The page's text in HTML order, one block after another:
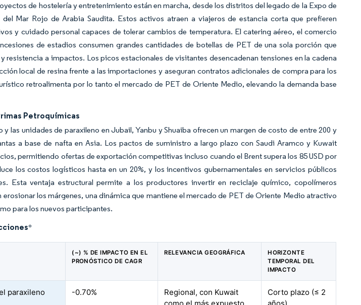
de hostelería y entretenimiento están en marcha, desde los distritos del legado de la Expo de
Mar Rojo de Arabia Saudita. Estos activos atraen a viajeros de estancia corta que prefieren
y cuidado personal capaces de tolerar cambios de temperatura. El catering aéreo, el comercio
de estadios consumen grandes cantidades de botellas de PET de una sola porción que
resistencia a impactos. Los picos estacionales de visitantes desencadenan tensiones en la cadena
local de resina frente a las importaciones y aseguran contratos adicionales de compra para los
retroalimenta por lo tanto el mercado de PET de Oriente Medio, elevando la demanda base
Petroquímicas
y las unidades de paraxileno en Jubail, Yanbu y Shuaiba ofrecen un margen de costo de entre 200 y
a base de nafta en Asia. Los pactos de suministro a largo plazo con Saudi Aramco y Kuwait
permitiendo ofertas de exportación competitivas incluso cuando el Brent supera los 85 USD por
los costos logísticos hasta en un 20%, y los incentivos gubernamentales en servicios públicos
Esta ventaja estructural permite a los productores invertir en reciclaje químico, copolímeros
los márgenes, una dinámica que mantiene el mercado de PET de Oriente Medio atractivo
para los nuevos participantes.
*
(~) % DE IMPACTO EN EL
PRONÓSTICO DE CAGR
RELEVANCIA GEOGRÁFICA
HORIZONTE
TEMPORAL DEL
IMPACTO
paraxileno -0.70%
Regional, con Kuwait
Corto plazo (≤ 2